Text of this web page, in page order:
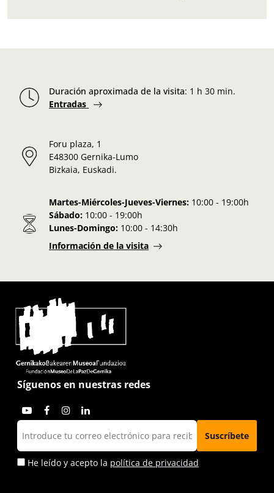
Duración aproximada de la visita: 1 h 30 min.
Entradas
Foru plaza, 1
E48300 Gernika-Lumo
Bizkaia, Euskadi.
Martes-Miércoles-Jueves-Viernes: 10:00 - 19:00h
Sábado: 10:00 - 19:00h
Lunes-Domingo: 10:00 - 14:30h
Información de la visita
Síguenos en nuestras redes
He leído y acepto la política de privacidad